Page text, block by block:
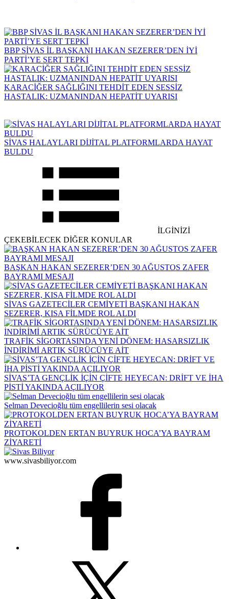
BBP SİVAS İL BAŞKANI HAKAN SEZERER’DEN İYİ
PARTİ’YE SERT TEPKİ
KARACİĞER SAĞLIĞINI TEHDİT EDEN SESSİZ
HASTALIK: UZMANINDAN HEPATİT UYARISI
SİVAS HALAYLARI DİJİTAL PLATFORMLARDA HAYAT
BULDU
İLGİNİZİ
ÇEKEBİLECEK DİĞER KONULAR
BAŞKAN HAKAN SEZERER’DEN 30 AĞUSTOS ZAFER
BAYRAMI MESAJI
SİVAS GAZETECİLER CEMİYETİ BAŞKANI HAKAN
SEZERER, KISA FİLMDE ROL ALDI
TRAFİK SİGORTASINDA YENİ DÖNEM: HASARSIZLIK
İNDİRİMİ ARTIK SÜRÜCÜYE AİT
SİVAS’TA GENÇLİK İÇİN ÇİFTE HEYECAN: DRİFT VE İHA
PİSTİ YAKINDA AÇILIYOR
Selman Devecioğlu tüm engellilerin sesi olacak
PROTOKOLDEN ERTAN BUYRUK HOCA’YA BAYRAM
ZİYARETİ
www.sivasbiliyor.com